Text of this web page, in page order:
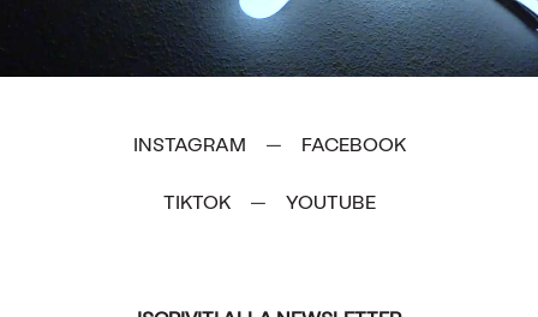
INSTAGRAM — FACEBOOK
TIKTOK — YOUTUBE